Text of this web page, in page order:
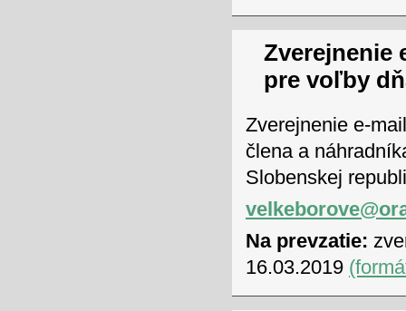
Zverejnenie
pre voľby
Zverejnenie e-
člena a
Slobenskej
Na prevzatie:
16.03.2019